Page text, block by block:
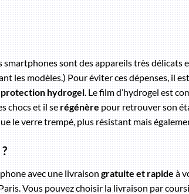
smartphones sont des appareils très délicats
les modèles.) Pour éviter ces dépenses, il
hydrogel. Le film d’hydrogel est
chocs et il serégénèrepour retrouver son
le verre trempé, plus résistant mais
avec une livraisongratuite et rapideà
Vous pouvez choisir la livraison par